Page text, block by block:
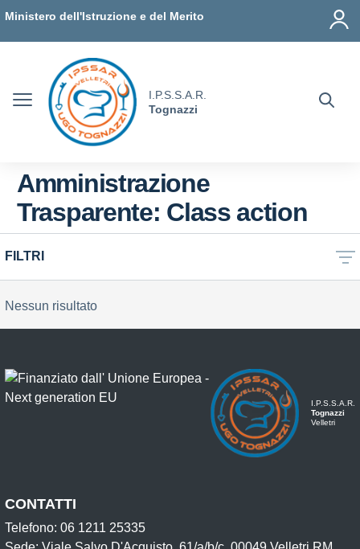
Ministero dell'Istruzione e del Merito
I.P.S.S.A.R.
Tognazzi
Amministrazione
Trasparente: Class action
FILTRI
Nessun risultato
I.P.S.S.A.R.
Tognazzi
Velletri
CONTATTI
Telefono: 06 1211 25335